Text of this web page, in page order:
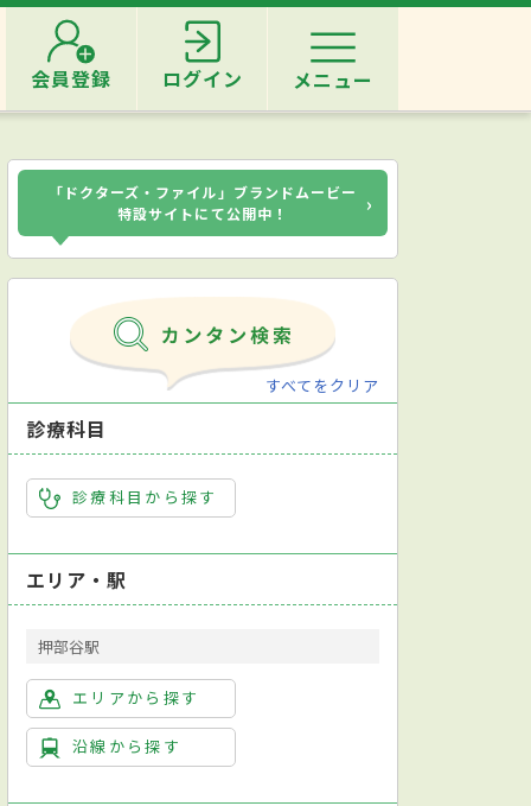
会員登録 ログイン メニュー
「ドクターズ・ファイル」ブランドムービー
特設サイトにて公開中！
›
すべてをクリア
診療科目
診療科目から探す
エリア・駅
押部谷駅
エリアから探す
沿線から探す